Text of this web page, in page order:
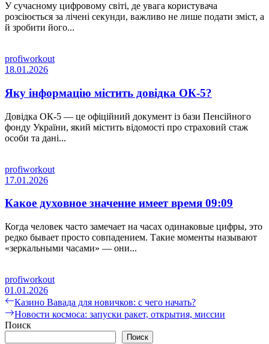
У сучасному цифровому світі, де увага користувача
розсіюється за лічені секунди, важливо не лише подати зміст, а
й зробити його...
profiworkout
18.01.2026
Яку інформацію містить довідка ОК-5?
Довідка ОК-5 — це офіційний документ із бази Пенсійного
фонду України, який містить відомості про страховий стаж
особи та дані...
profiworkout
17.01.2026
Какое духовное значение имеет время 09:09
Когда человек часто замечает на часах одинаковые цифры, это
редко бывает просто совпадением. Такие моменты называют
«зеркальными часами» — они...
profiworkout
01.01.2026
Навигация
по
записям
Предыдущая
запись:
Казино Вавада для новичков: с чего начать?
Следующая
запись:
Новости космоса: запуски ракет, открытия, миссии
Поиск
Поиск